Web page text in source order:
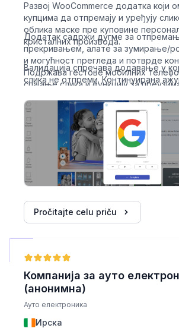
Развој WooCommerce додатка који
купцима да отпремају и уређују
облика маске пре куповине
кристалних производа.
Додатак садржи дугме за
прекривањем, алате за зумирање/
и могућност прегледа и потврде
Подржава гестове мобилних
спајање слика и функцију за
Валидација спречава додавање у
слика не отпреми. Континуирана
корисничког интерфејса и
одзивности.
Pročitajte celu priču
Компанија за ауто
(анонимна)
Ауто електроника
Ирска